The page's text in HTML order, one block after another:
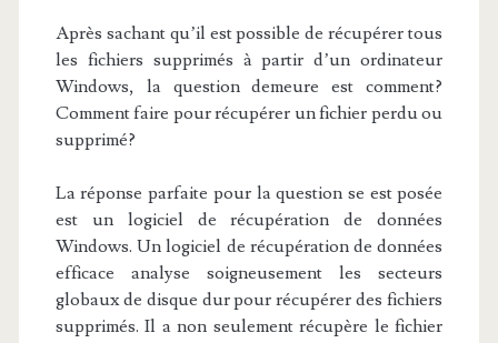
Après sachant qu’il est possible de récupérer tous
les fichiers supprimés à partir d’un ordinateur
Windows, la question demeure est comment?
Comment faire pour récupérer un fichier perdu ou
supprimé?
La réponse parfaite pour la question se est posée
est un logiciel de récupération de données
Windows. Un logiciel de récupération de données
efficace analyse soigneusement les secteurs
globaux de disque dur pour récupérer des fichiers
supprimés. Il a non seulement récupère le fichier